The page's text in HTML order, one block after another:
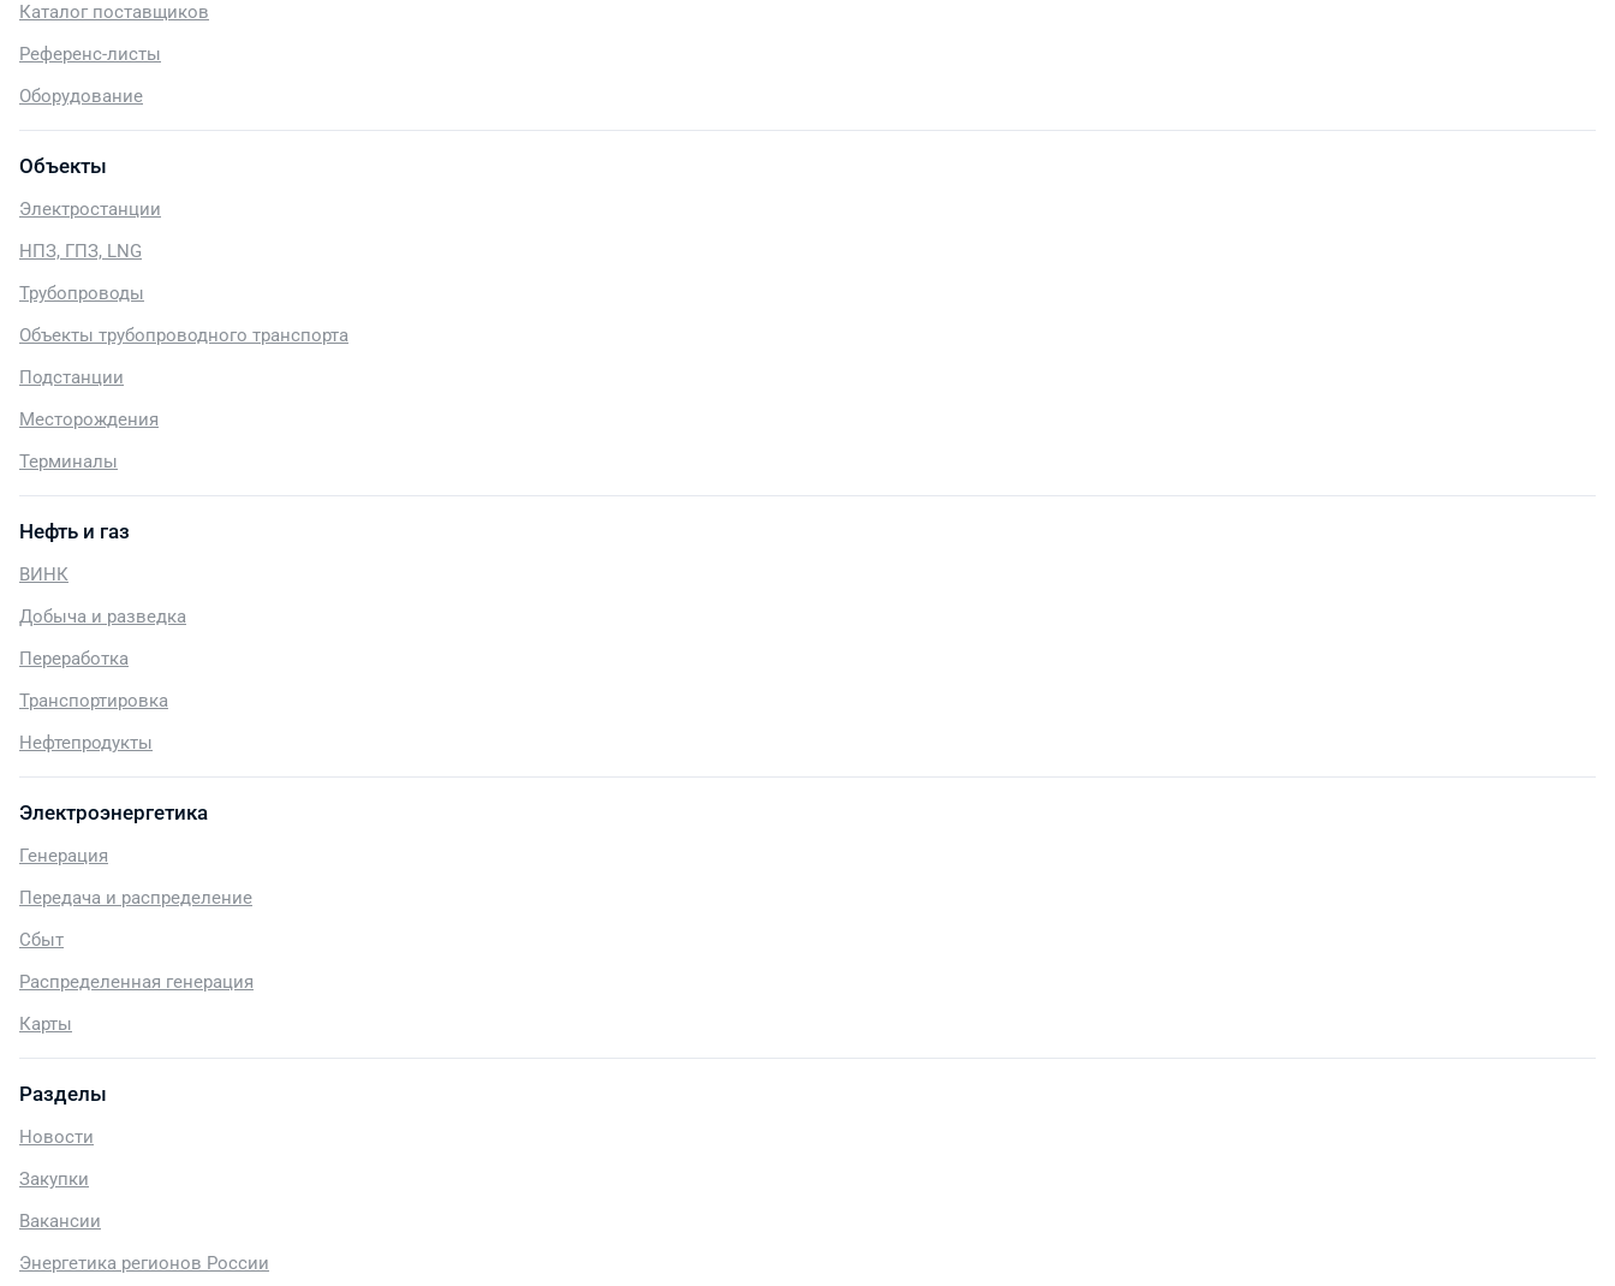
Каталог поставщиков
Референс-листы
Оборудование
Объекты
Электростанции
НПЗ, ГПЗ, LNG
Трубопроводы
Объекты трубопроводного транспорта
Подстанции
Месторождения
Терминалы
Нефть и газ
ВИНК
Добыча и разведка
Переработка
Транспортировка
Нефтепродукты
Электроэнергетика
Генерация
Передача и распределение
Сбыт
Распределенная генерация
Карты
Разделы
Новости
Закупки
Вакансии
Энергетика регионов России